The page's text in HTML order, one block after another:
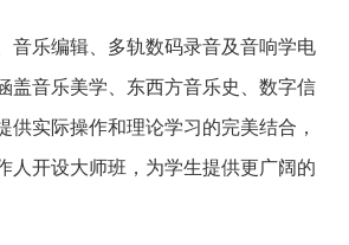
音乐编辑、多轨数码录音及音响学电
盖音乐美学、东西方音乐史、数字信
实际操作和理论学习的完美结合，
人开设大师班，为学生提供更广阔的